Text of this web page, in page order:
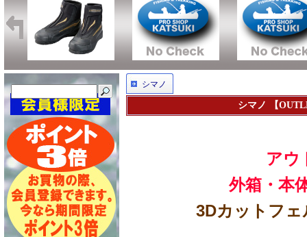
シマノ
シマノ 【
アウ
外箱・本
3Dカットフ